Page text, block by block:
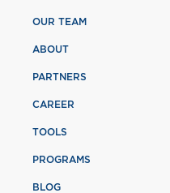
OUR TEAM
ABOUT
PARTNERS
CAREER
TOOLS
PROGRAMS
BLOG